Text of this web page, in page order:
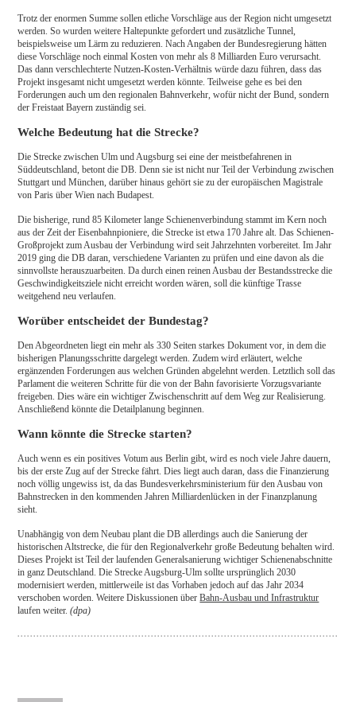
Trotz der enormen Summe sollen etliche Vorschläge aus der Region nicht umgesetzt
werden. So wurden weitere Haltepunkte gefordert und zusätzliche Tunnel,
beispielsweise um Lärm zu reduzieren. Nach Angaben der Bundesregierung hätten
diese Vorschläge noch einmal Kosten von mehr als 8 Milliarden Euro verursacht.
Das dann verschlechterte Nutzen-Kosten-Verhältnis würde dazu führen, dass das
Projekt insgesamt nicht umgesetzt werden könnte. Teilweise gehe es bei den
Forderungen auch um den regionalen Bahnverkehr, wofür nicht der Bund, sondern
der Freistaat Bayern zuständig sei.
Welche Bedeutung hat die Strecke?
Die Strecke zwischen Ulm und Augsburg sei eine der meistbefahrenen in
Süddeutschland, betont die DB. Denn sie ist nicht nur Teil der Verbindung zwischen
Stuttgart und München, darüber hinaus gehört sie zu der europäischen Magistrale
von Paris über Wien nach Budapest.
Die bisherige, rund 85 Kilometer lange Schienenverbindung stammt im Kern noch
aus der Zeit der Eisenbahnpioniere, die Strecke ist etwa 170 Jahre alt. Das Schienen-
Großprojekt zum Ausbau der Verbindung wird seit Jahrzehnten vorbereitet. Im Jahr
2019 ging die DB daran, verschiedene Varianten zu prüfen und eine davon als die
sinnvollste herauszuarbeiten. Da durch einen reinen Ausbau der Bestandsstrecke die
Geschwindigkeitsziele nicht erreicht worden wären, soll die künftige Trasse
weitgehend neu verlaufen.
Worüber entscheidet der Bundestag?
Den Abgeordneten liegt ein mehr als 330 Seiten starkes Dokument vor, in dem die
bisherigen Planungsschritte dargelegt werden. Zudem wird erläutert, welche
ergänzenden Forderungen aus welchen Gründen abgelehnt werden. Letztlich soll das
Parlament die weiteren Schritte für die von der Bahn favorisierte Vorzugsvariante
freigeben. Dies wäre ein wichtiger Zwischenschritt auf dem Weg zur Realisierung.
Anschließend könnte die Detailplanung beginnen.
Wann könnte die Strecke starten?
Auch wenn es ein positives Votum aus Berlin gibt, wird es noch viele Jahre dauern,
bis der erste Zug auf der Strecke fährt. Dies liegt auch daran, dass die Finanzierung
noch völlig ungewiss ist, da das Bundesverkehrsministerium für den Ausbau von
Bahnstrecken in den kommenden Jahren Milliardenlücken in der Finanzplanung
sieht.
Unabhängig von dem Neubau plant die DB allerdings auch die Sanierung der
historischen Altstrecke, die für den Regionalverkehr große Bedeutung behalten wird.
Dieses Projekt ist Teil der laufenden Generalsanierung wichtiger Schienenabschnitte
in ganz Deutschland. Die Strecke Augsburg-Ulm sollte ursprünglich 2030
modernisiert werden, mittlerweile ist das Vorhaben jedoch auf das Jahr 2034
verschoben worden. Weitere Diskussionen überBahn-Ausbau und Infrastruktur
laufen weiter.(dpa)